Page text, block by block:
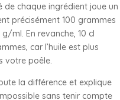
de chaque ingrédient joue un
précisément 100 grammes
ml. En revanche, 10 cl
car l’huile est plus
votre poêle.
la différence et explique
sans tenir compte